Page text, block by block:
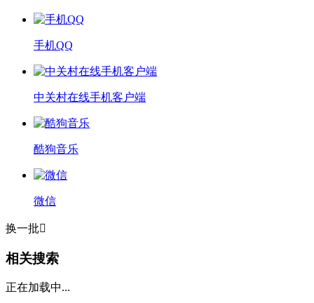
手机QQ
中关村在线手机客户端
酷狗音乐
微信
换一批
相关搜索
正在加载中...